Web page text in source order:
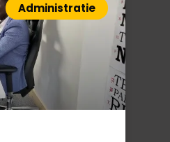
Administratie